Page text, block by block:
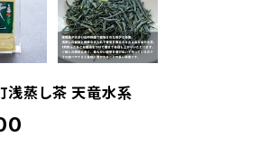
浅蒸し茶 天竜水系